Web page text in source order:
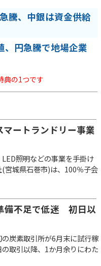
騰、中銀は資金供給
、円急騰で地場企業
典の1つです
ートランドリー事業
照明などの事業を手掛け
宮城県石巻市)は、100％子会
備不足で低迷 初日以
炭素取引所が6月末に試行稼
取引以降、1か月余りにわた